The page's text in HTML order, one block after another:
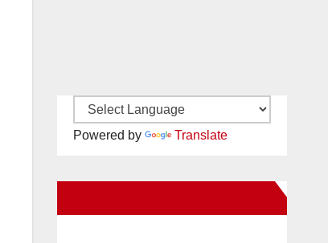
Powered by Translate